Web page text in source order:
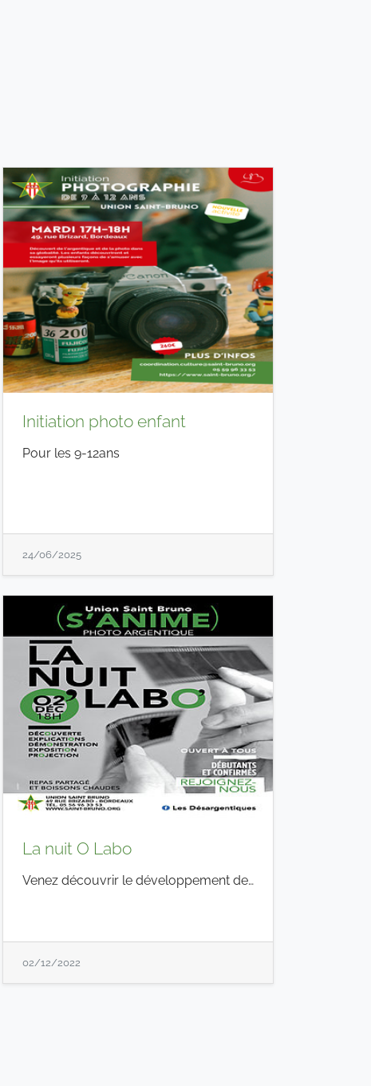
Initiation photo enfant
Pour les 9-12ans
24/06/2025
La nuit O Labo
Venez découvrir le développement de…
02/12/2022